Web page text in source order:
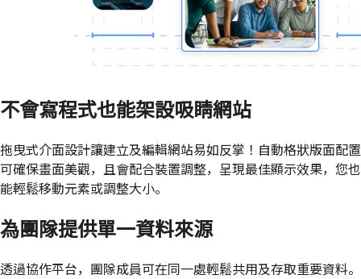
不會寫程式也能架設吸睛網站
拖曳式介面設計讓建立及編輯網站易如反掌！自動格狀版面配置
可確保畫面美觀，且會配合裝置調整，呈現最佳顯示效果，您也
能輕鬆移動元素或調整大小。
為團隊提供單一資料來源
透過協作平台，團隊成員可在同一處輕鬆共用及存取重要資料。